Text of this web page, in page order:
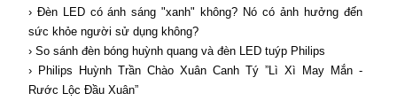
› Đèn LED có ánh sáng "xanh" không? Nó có ảnh hưởng đến
sức khỏe người sử dụng không?
› So sánh đèn bóng huỳnh quang và đèn LED tuýp Philips
› Philips Huỳnh Trần Chào Xuân Canh Tý ”Lì Xì May Mắn -
Rước Lộc Đầu Xuân”